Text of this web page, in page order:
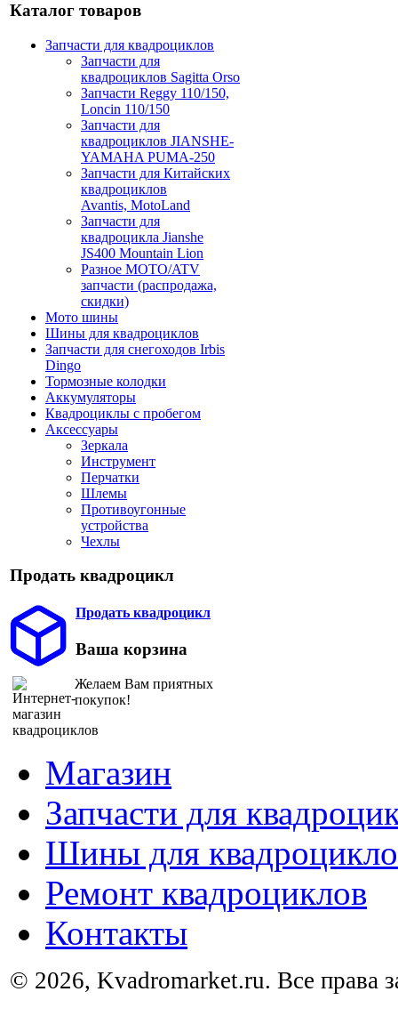
Каталог товаров
Запчасти для квадроциклов
Запчасти для
квадроциклов Sagitta Orso
Запчасти Reggy 110/150,
Loncin 110/150
Запчасти для
квадроциклов JIANSHE-
YAMAHA PUMA-250
Запчасти для Китайских
квадроциклов
Avantis, MotoLand
Запчасти для
квадроцикла Jianshe
JS400 Mountain Lion
Разное МОТО/ATV
запчасти (распродажа,
скидки)
Мото шины
Шины для квадроциклов
Запчасти для снегоходов Irbis
Dingo
Тормозные колодки
Аккумуляторы
Квадроциклы с пробегом
Аксессуары
Зеркала
Инструмент
Перчатки
Шлемы
Противоугонные
устройства
Чехлы
Продать квадроцикл
Продать квадроцикл
Ваша корзина
Желаем Вам приятных
покупок!
Магазин
Запчасти для
Шины для
Ремонт квадроциклов
Контакты
© 2026, Kvadromarket.ru. Все права